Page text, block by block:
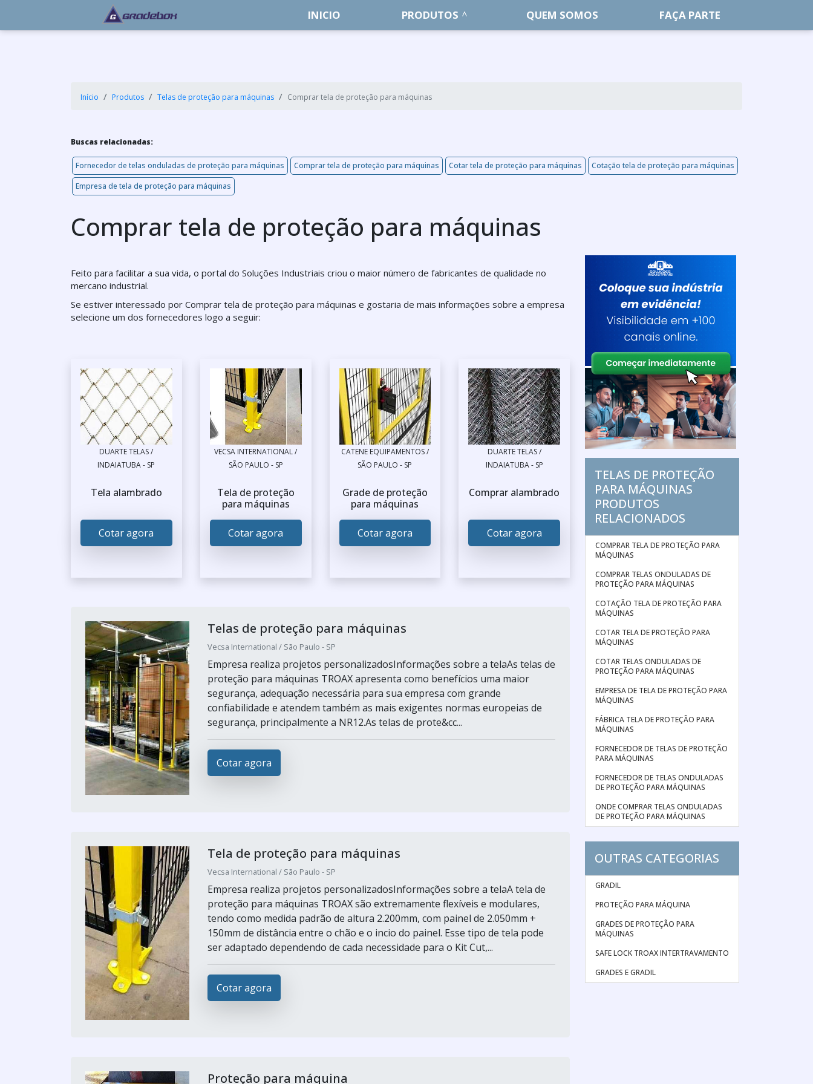
INICIO PRODUTOS QUEM SOMOS FAÇA PARTE
Início Produtos Telas de proteção para máquinas Comprar tela de proteção para máquinas
Buscas relacionadas:
Fornecedor de telas onduladas de proteção para máquinas Comprar tela de proteção para máquinas Cotar tela de proteção para máquinas
Cotação tela de proteção para máquinas
Empresa de tela de proteção para máquinas
Comprar tela de proteção para máquinas
Feito para facilitar a sua vida, o portal do Soluções Industriais criou o maior número de fabricantes de qualidade no
mercano industrial.
Se estiver interessado por Comprar tela de proteção para máquinas e gostaria de mais informações sobre a empresa
selecione um dos fornecedores logo a seguir:
DUARTE TELAS /
INDAIATUBA - SP
Tela alambrado
Cotar agora
VECSA INTERNATIONAL /
SÃO PAULO - SP
Tela de proteção
para máquinas
Cotar agora
CATENE EQUIPAMENTOS /
SÃO PAULO - SP
Grade de proteção
para máquinas
Cotar agora
DUARTE TELAS /
INDAIATUBA - SP
Comprar alambrado
Cotar agora
Telas de proteção para máquinas
Vecsa International / São Paulo - SP
Empresa realiza projetos personalizadosInformações sobre a telaAs telas de
proteção para máquinas TROAX apresenta como benefícios uma maior
segurança, adequação necessária para sua empresa com grande
confiabilidade e atendem também as mais exigentes normas europeias de
segurança, principalmente a NR12.As telas de prote&cc...
Cotar agora
Tela de proteção para máquinas
Vecsa International / São Paulo - SP
Empresa realiza projetos personalizadosInformações sobre a telaA tela de
proteção para máquinas TROAX são extremamente flexíveis e modulares,
tendo como medida padrão de altura 2.200mm, com painel de 2.050mm +
150mm de distância entre o chão e o incio do painel. Esse tipo de tela pode
ser adaptado dependendo de cada necessidade para o Kit Cut,...
Cotar agora
Proteção para máquina
TELAS DE PROTEÇÃO
PARA MÁQUINAS
PRODUTOS
RELACIONADOS
COMPRAR TELA DE PROTEÇÃO PARA
MÁQUINAS
COMPRAR TELAS ONDULADAS DE
PROTEÇÃO PARA MÁQUINAS
COTAÇÃO TELA DE PROTEÇÃO PARA
MÁQUINAS
COTAR TELA DE PROTEÇÃO PARA
MÁQUINAS
COTAR TELAS ONDULADAS DE
PROTEÇÃO PARA MÁQUINAS
EMPRESA DE TELA DE PROTEÇÃO PARA
MÁQUINAS
FÁBRICA TELA DE PROTEÇÃO PARA
MÁQUINAS
FORNECEDOR DE TELAS DE PROTEÇÃO
PARA MÁQUINAS
FORNECEDOR DE TELAS ONDULADAS
DE PROTEÇÃO PARA MÁQUINAS
ONDE COMPRAR TELAS ONDULADAS
DE PROTEÇÃO PARA MÁQUINAS
OUTRAS CATEGORIAS
GRADIL
PROTEÇÃO PARA MÁQUINA
GRADES DE PROTEÇÃO PARA
MÁQUINAS
SAFE LOCK TROAX INTERTRAVAMENTO
GRADES E GRADIL